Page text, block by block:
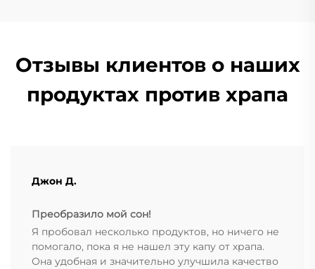
Отзывы клиентов о наших
продуктах против храпа
Джон Д.
Преобразило мой сон!
Я пробовал несколько продуктов, но ничего не
помогало, пока я не нашел эту капу от храпа.
Она удобная и значительно улучшила качество